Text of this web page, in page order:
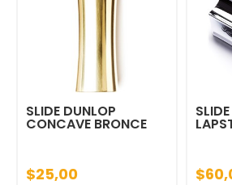
SLIDE DUNLOP
CONCAVE BRONCE
$25,00